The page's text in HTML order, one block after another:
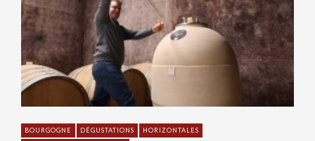
BOURGOGNE DÉGUSTATIONS
HORIZONTALES